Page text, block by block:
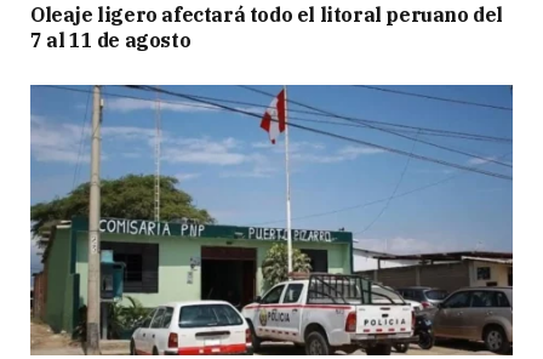
Oleaje ligero afectará todo el litoral peruano del
7 al 11 de agosto